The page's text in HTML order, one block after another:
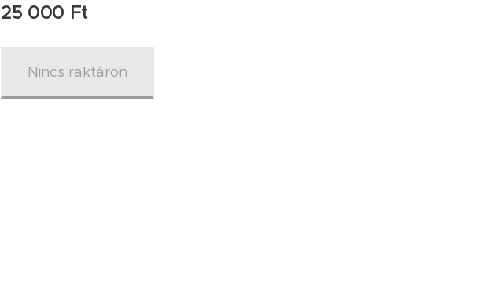
25 000 Ft
Nincs raktáron